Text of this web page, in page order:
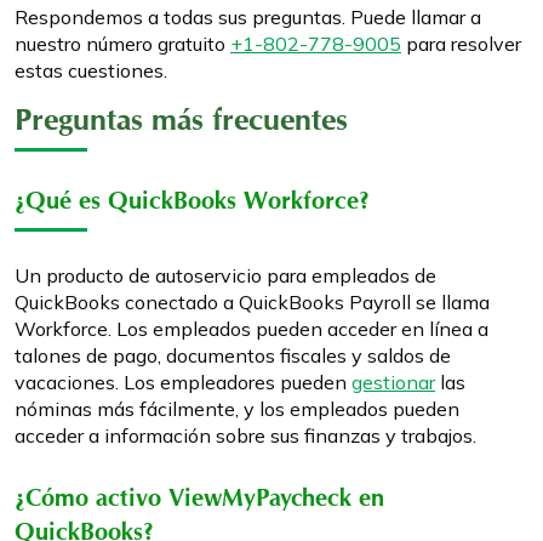
Respondemos a todas sus preguntas. Puede llamar a
nuestro número gratuito +1-802-778-9005 para resolver
estas cuestiones.
Preguntas más frecuentes
¿Qué es QuickBooks Workforce?
Un producto de autoservicio para empleados de
QuickBooks conectado a QuickBooks Payroll se llama
Workforce. Los empleados pueden acceder en línea a
talones de pago, documentos fiscales y saldos de
vacaciones. Los empleadores pueden gestionarlas
nóminas más fácilmente, y los empleados pueden
acceder a información sobre sus finanzas y trabajos.
¿Cómo activo ViewMyPaycheck en